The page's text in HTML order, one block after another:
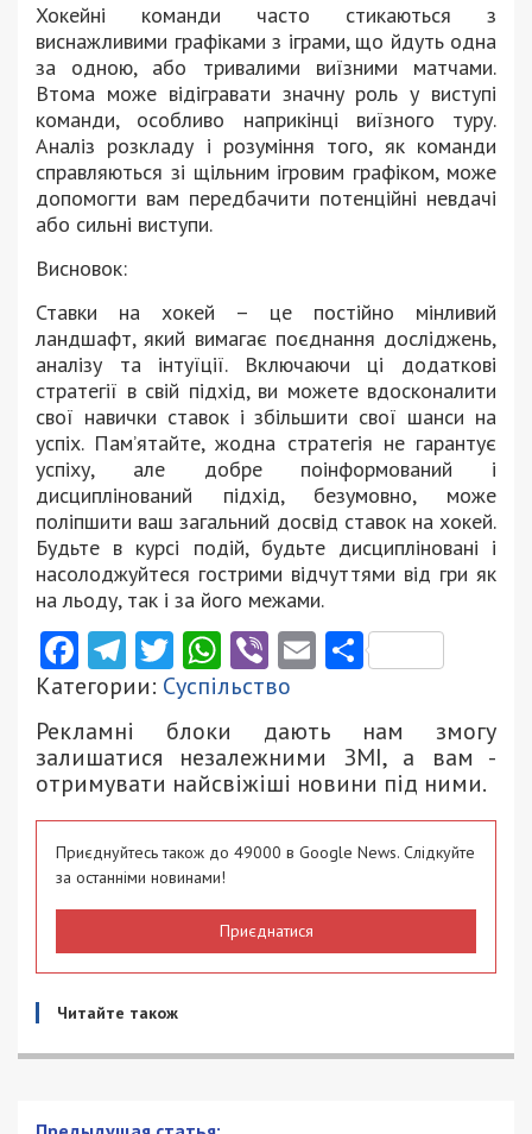
Хокейні команди часто стикаються з
виснажливими графіками з іграми, що йдуть одна
за одною, або тривалими виїзними матчами.
Втома може відігравати значну роль у виступі
команди, особливо наприкінці виїзного туру.
Аналіз розкладу і розуміння того, як команди
справляються зі щільним ігровим графіком, може
допомогти вам передбачити потенційні невдачі
або сильні виступи.
Висновок:
Ставки на хокей – це постійно мінливий
ландшафт, який вимагає поєднання досліджень,
аналізу та інтуїції. Включаючи ці додаткові
стратегії в свій підхід, ви можете вдосконалити
свої навички ставок і збільшити свої шанси на
успіх. Пам’ятайте, жодна стратегія не гарантує
успіху, але добре поінформований і
дисциплінований підхід, безумовно, може
поліпшити ваш загальний досвід ставок на хокей.
Будьте в курсі подій, будьте дисципліновані і
насолоджуйтеся гострими відчуттями від гри як
на льоду, так і за його межами.
Facebook
Telegram
Twitter
WhatsApp
ViberEmail
Категории: Суспільство
Рекламні блоки дають нам змогу
залишатися незалежними ЗМІ, а вам -
отримувати найсвіжіші новини під ними.
Приєднуйтесь також до 49000 в Google News. Слідкуйте
за останніми новинами!
Приєднатися
Читайте також